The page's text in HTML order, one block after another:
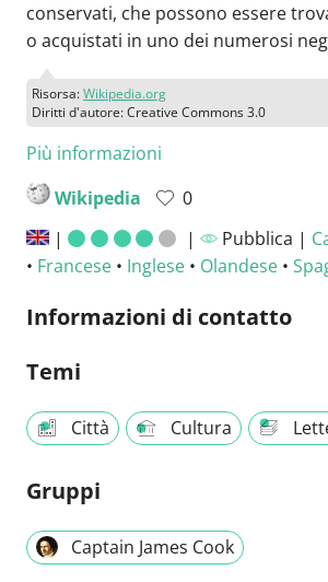
conservati, che possono essere
o acquistati in uno dei numerosi
Risorsa:Wikipedia.org
Diritti d'autore: Creative Commons 3.0
Più informazioni
Wikipedia
0
|
| Pubblica |
• Francese • Inglese • Olandese •
Informazioni di contatto
Temi
Città Cultura
Gruppi
Captain James Cook